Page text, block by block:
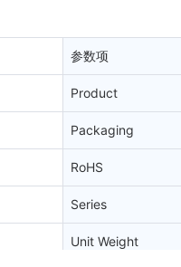
参数项
Product
Packaging
RoHS
Series
Unit Weight